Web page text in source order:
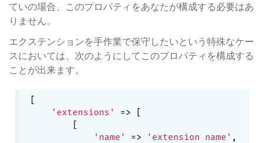
ていの場合、このプロパティをあなたが構成する必要はあ
りません。
エクステンションを手作業で保守したいという特殊なケー
スにおいては、次のようにしてこのプロパティを構成する
ことが出来ます。
[
'extensions'
=> [
        [
'name'
=> 'extension name' ,